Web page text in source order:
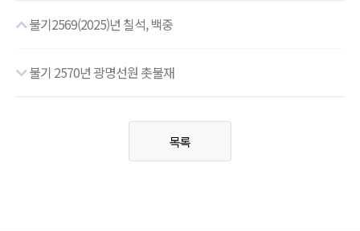
불기2569(2025)년 칠석, 백중
불기 2570년 광명선원 촛불재
목록